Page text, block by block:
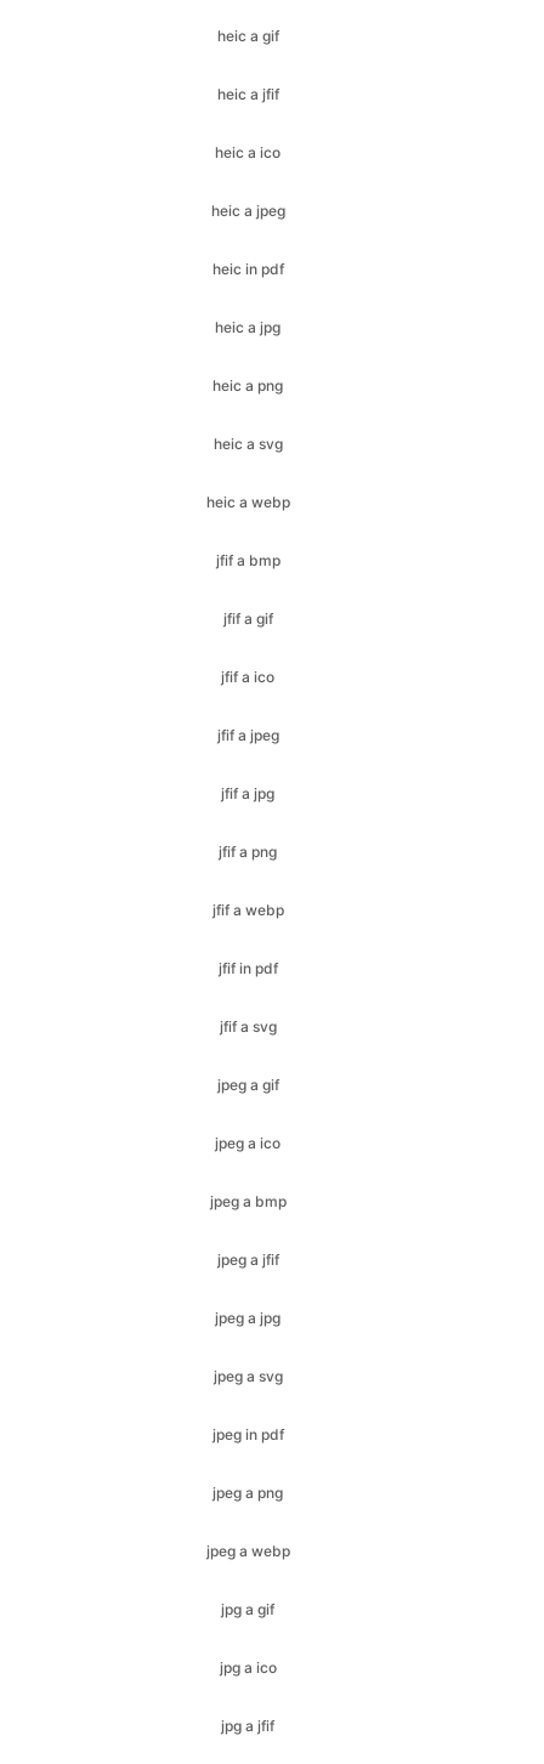
heic a ico
heic a jpeg
heic in pdf
heic a jpg
heic a png
heic a svg
heic a webp
jfif a bmp
jfif a gif
jfif a ico
jfif a jpeg
jfif a jpg
jfif a png
jfif a webp
jfif in pdf
jfif a svg
jpeg a gif
jpeg a ico
jpeg a bmp
jpeg a jfif
jpeg a jpg
jpeg a svg
jpeg in pdf
jpeg a png
jpeg a webp
jpg a gif
jpg a ico
jpg a jfif
jpg a bmp
jpg a svg